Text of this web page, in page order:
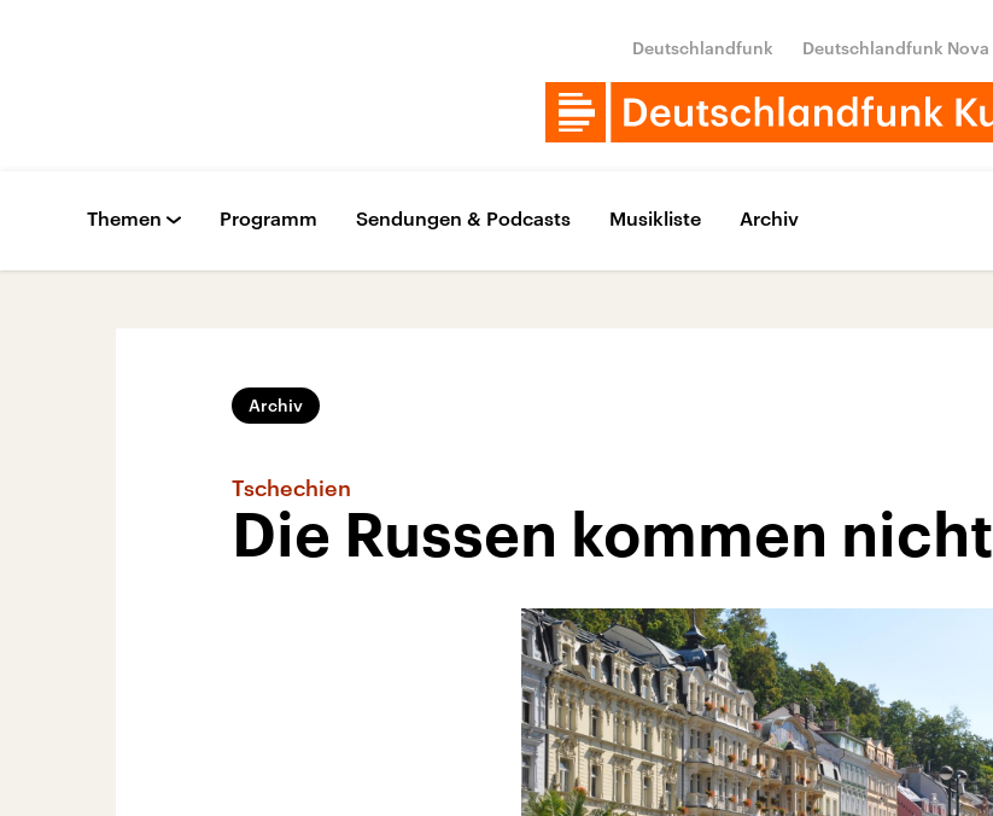
Deutschlandfunk Deutschlandfunk Nova
Themen Programm Sendungen & Podcasts Musikliste Archiv
Archiv
Tschechien
Die Russen kommen nicht